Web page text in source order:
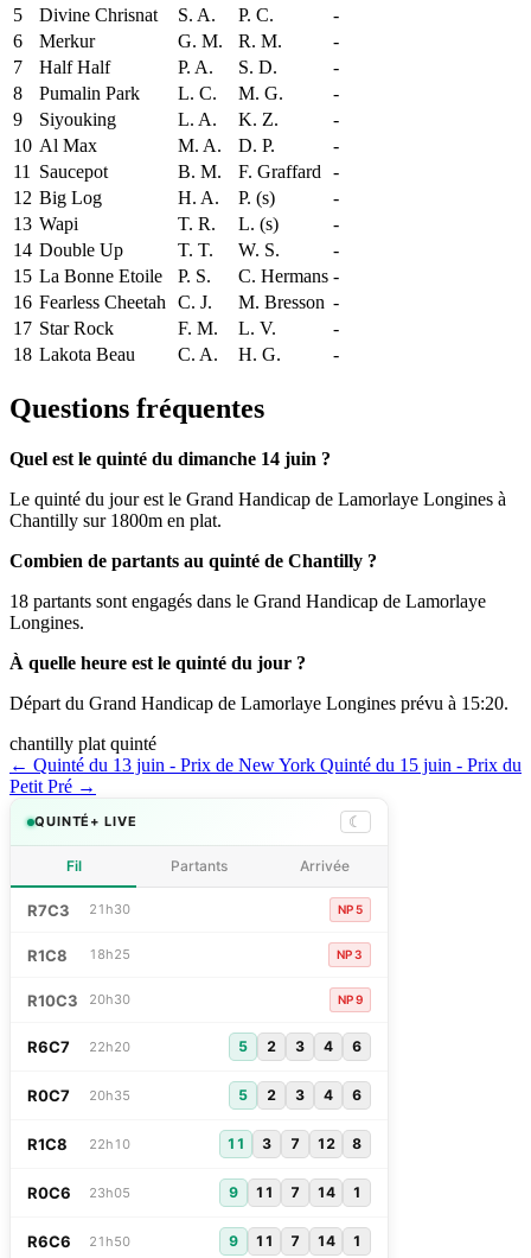
5 Divine Chrisnat S. A. P. C.
-
6
Merkur G. M. R. M.
-
7
Half Half P. A. S. D.
-
8
Pumalin Park L. C. M. G.
-
9
Siyouking L. A. K. Z.
-
10 Al Max M. A. D. P.
-
11
Saucepot B. M. F. Graffard
-
12 Big Log H. A. P. (s)
-
13 Wapi T. R. L. (s)
-
14 Double Up T. T. W. S.
-
15 La Bonne Etoile P. S. C. Hermans -
16 Fearless Cheetah C. J. M. Bresson -
17 Star Rock F. M. L. V.
-
18 Lakota Beau C. A. H. G. -
Questions fréquentes
Quel est le quinté du dimanche 14 juin ?
Le quinté du jour est le Grand Handicap de Lamorlaye Longines à
Chantilly sur 1800m en plat.
Combien de partants au quinté de Chantilly ?
18 partants sont engagés dans le Grand Handicap de Lamorlaye
Longines.
À quelle heure est le quinté du jour ?
Départ du Grand Handicap de Lamorlaye Longines prévu à 15:20.
chantilly plat quinté
← Quinté du 13 juin - Prix de New York Quinté du 15 juin - Prix du
Petit Pré →